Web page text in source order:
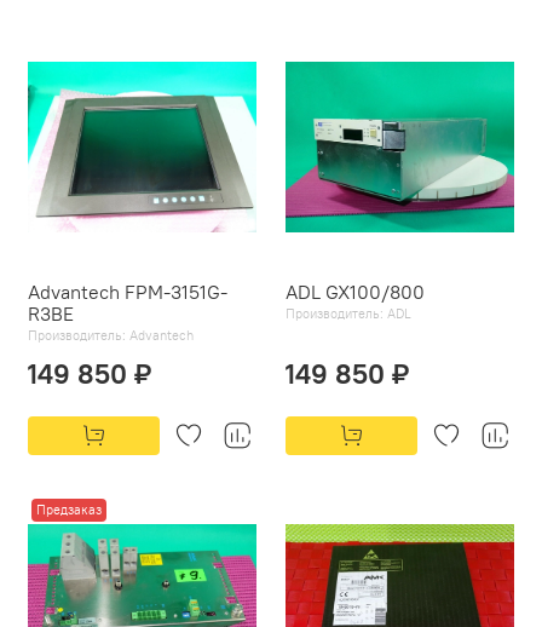
Advantech FPM-3151G-
R3BE
Производитель: Advantech
149 850 ₽
ADL GX100/800
Производитель: ADL
149 850 ₽
Предзаказ